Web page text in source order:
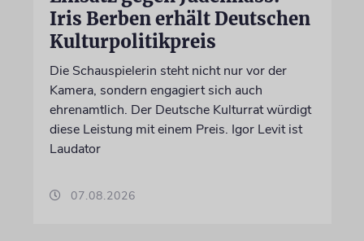
Iris Berben erhält Deutschen
Kulturpolitikpreis
Die Schauspielerin steht nicht nur vor der
Kamera, sondern engagiert sich auch
ehrenamtlich. Der Deutsche Kulturrat würdigt
diese Leistung mit einem Preis. Igor Levit ist
Laudator
07.08.2026